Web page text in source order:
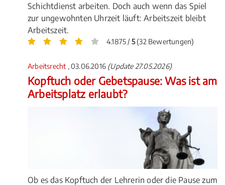
Schichtdienst arbeiten. Doch auch wenn das Spiel
zur ungewohnten Uhrzeit läuft: Arbeitszeit bleibt
Arbeitszeit.
4.1875 / 5(32 Bewertungen)
Arbeitsrecht , 03.06.2016 (Update 27.05.2026)
Kopftuch oder Gebetspause: Was ist am
Arbeitsplatz erlaubt?
Ob es das Kopftuch der Lehrerin oder die Pause zum